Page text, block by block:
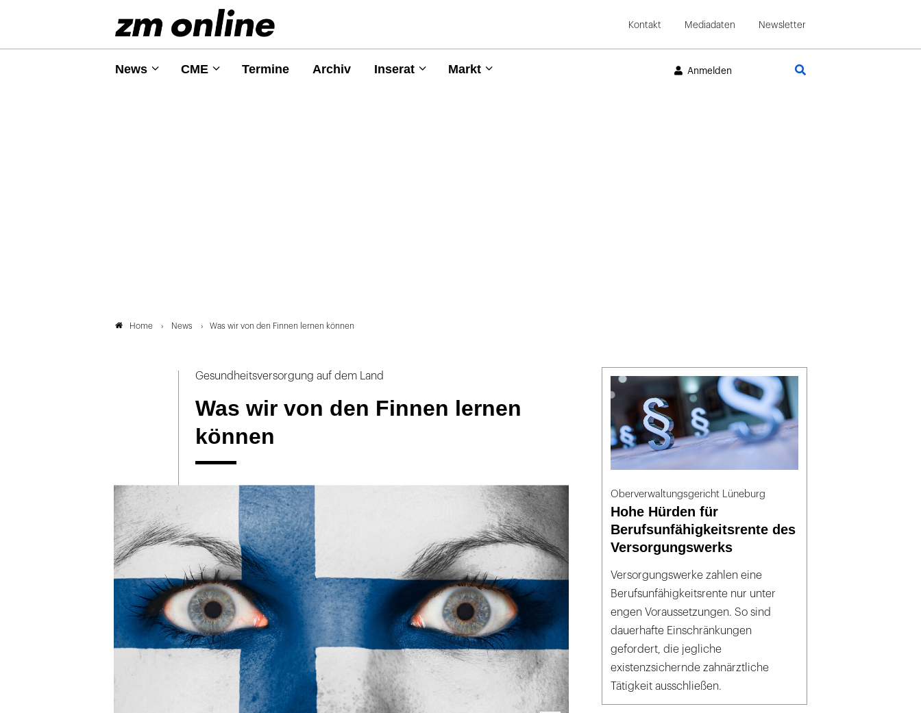
Kontakt Mediadaten Newsletter
News CME Termine Archiv Inserat Markt Anmelden
Home News Was wir von den Finnen lernen können
Gesundheitsversorgung auf dem Land
Was wir von den Finnen lernen
können
Oberverwaltungsgericht Lüneburg
Hohe Hürden für
Berufsunfähigkeitsrente des
Versorgungswerks
Versorgungswerke zahlen eine
Berufsunfähigkeitsrente nur unter
engen Voraussetzungen. So sind
dauerhafte Einschränkungen
gefordert, die jegliche
existenzsichernde zahnärztliche
Tätigkeit ausschließen.